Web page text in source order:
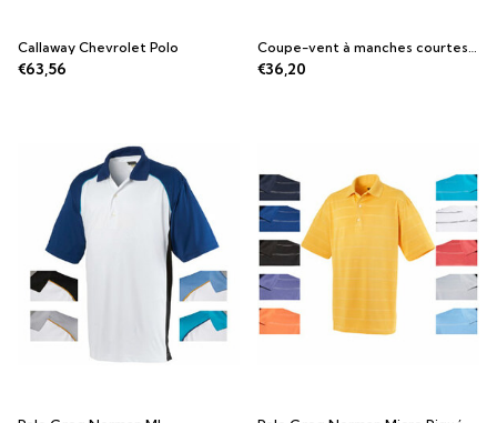
Callaway Chevrolet Polo
€63,56
Coupe-vent à manches courtes Footjoy
€36,20